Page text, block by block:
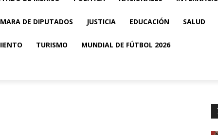
DE DIPUTADOS JUSTICIA EDUCACIÓN SALUD
TURISMO MUNDIAL DE FÚTBOL 2026